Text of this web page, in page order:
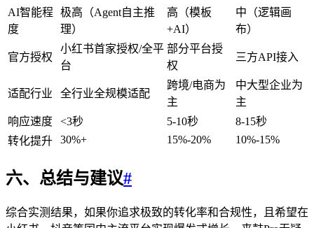
AI智能程
度
极高（Agent自主推
理）
高（模板
+AI）
中（逻辑画
布）
官方授权
小红书首家授权/全平
台
部分平台授
权
三方API接入
适配行业 全行业全规模适配
跨境/电商为
主
中大型企业为
主
响应速度
<3秒 5-10秒
8-15秒
转化提升
30%+ 15%-20% 10%-15%
六、总结与建议#
综合实测结果，如果你追求极致的转化率和合规性，且希望在